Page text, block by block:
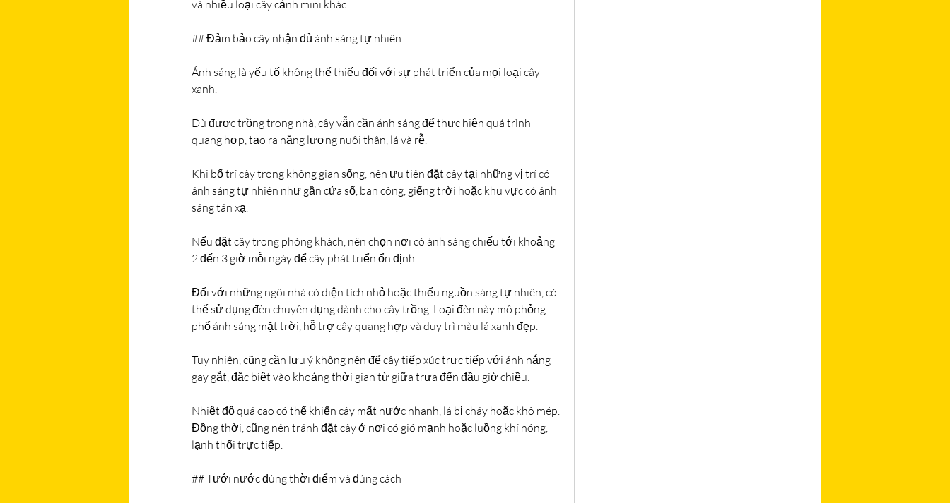
và nhiều loại cây cảnh mini khác.
## Đảm bảo cây nhận đủ ánh sáng tự nhiên
Ánh sáng là yếu tố không thể thiếu đối với sự phát triển của mọi loại cây
xanh.
Dù được trồng trong nhà, cây vẫn cần ánh sáng để thực hiện quá trình
quang hợp, tạo ra năng lượng nuôi thân, lá và rễ.
Khi bố trí cây trong không gian sống, nên ưu tiên đặt cây tại những vị trí có
ánh sáng tự nhiên như gần cửa sổ, ban công, giếng trời hoặc khu vực có ánh
sáng tán xạ.
Nếu đặt cây trong phòng khách, nên chọn nơi có ánh sáng chiếu tới khoảng
2 đến 3 giờ mỗi ngày để cây phát triển ổn định.
Đối với những ngôi nhà có diện tích nhỏ hoặc thiếu nguồn sáng tự nhiên, có
thể sử dụng đèn chuyên dụng dành cho cây trồng. Loại đèn này mô phỏng
phổ ánh sáng mặt trời, hỗ trợ cây quang hợp và duy trì màu lá xanh đẹp.
Tuy nhiên, cũng cần lưu ý không nên để cây tiếp xúc trực tiếp với ánh nắng
gay gắt, đặc biệt vào khoảng thời gian từ giữa trưa đến đầu giờ chiều.
Nhiệt độ quá cao có thể khiến cây mất nước nhanh, lá bị cháy hoặc khô mép.
Đồng thời, cũng nên tránh đặt cây ở nơi có gió mạnh hoặc luồng khí nóng,
lạnh thổi trực tiếp.
## Tưới nước đúng thời điểm và đúng cách